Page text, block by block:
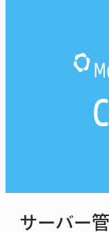
サーバー